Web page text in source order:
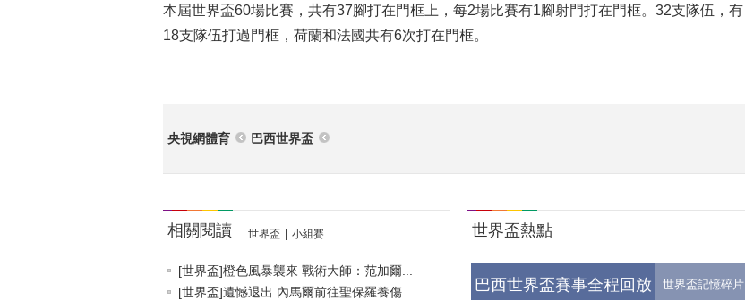
本屆世界盃60場比賽，共有37腳打在門框上，每2場比賽有1腳射門打在門框。32支隊伍，有
18支隊伍打過門框，荷蘭和法國共有6次打在門框。
央視網體育 巴西世界盃
相關閱讀 世界盃 小組賽
[世界盃]橙色風暴襲來 戰術大師：范加爾...
[世界盃]遺憾退出 內馬爾前往聖保羅養傷
世界盃熱點
巴西世界盃賽事全程回放 世界盃記憶碎片